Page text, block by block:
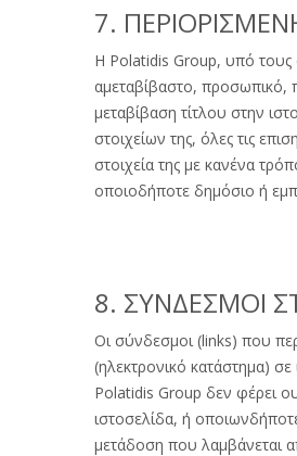
7.
Η Polatidis Group, υπό τους
αμεταβίβαστο, προσωπικό,
μεταβίβαση τίτλου στην
στοιχείων της, όλες τις
στοιχεία της με κανένα
οποιοδήποτε δημόσιο ή
8. ΣΥΝΔΕΣΜΟΙ
Οι σύνδεσμοι (links) που
(ηλεκτρονικό κατάστημα)
Polatidis Group δεν φέρει
ιστοσελίδα, ή
μετάδοση που λαμβάνεται